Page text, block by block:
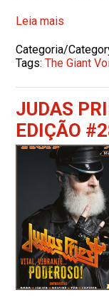
Leia mais
Categoria/
Tags:The Giant
JUDAS
EDIÇÃO